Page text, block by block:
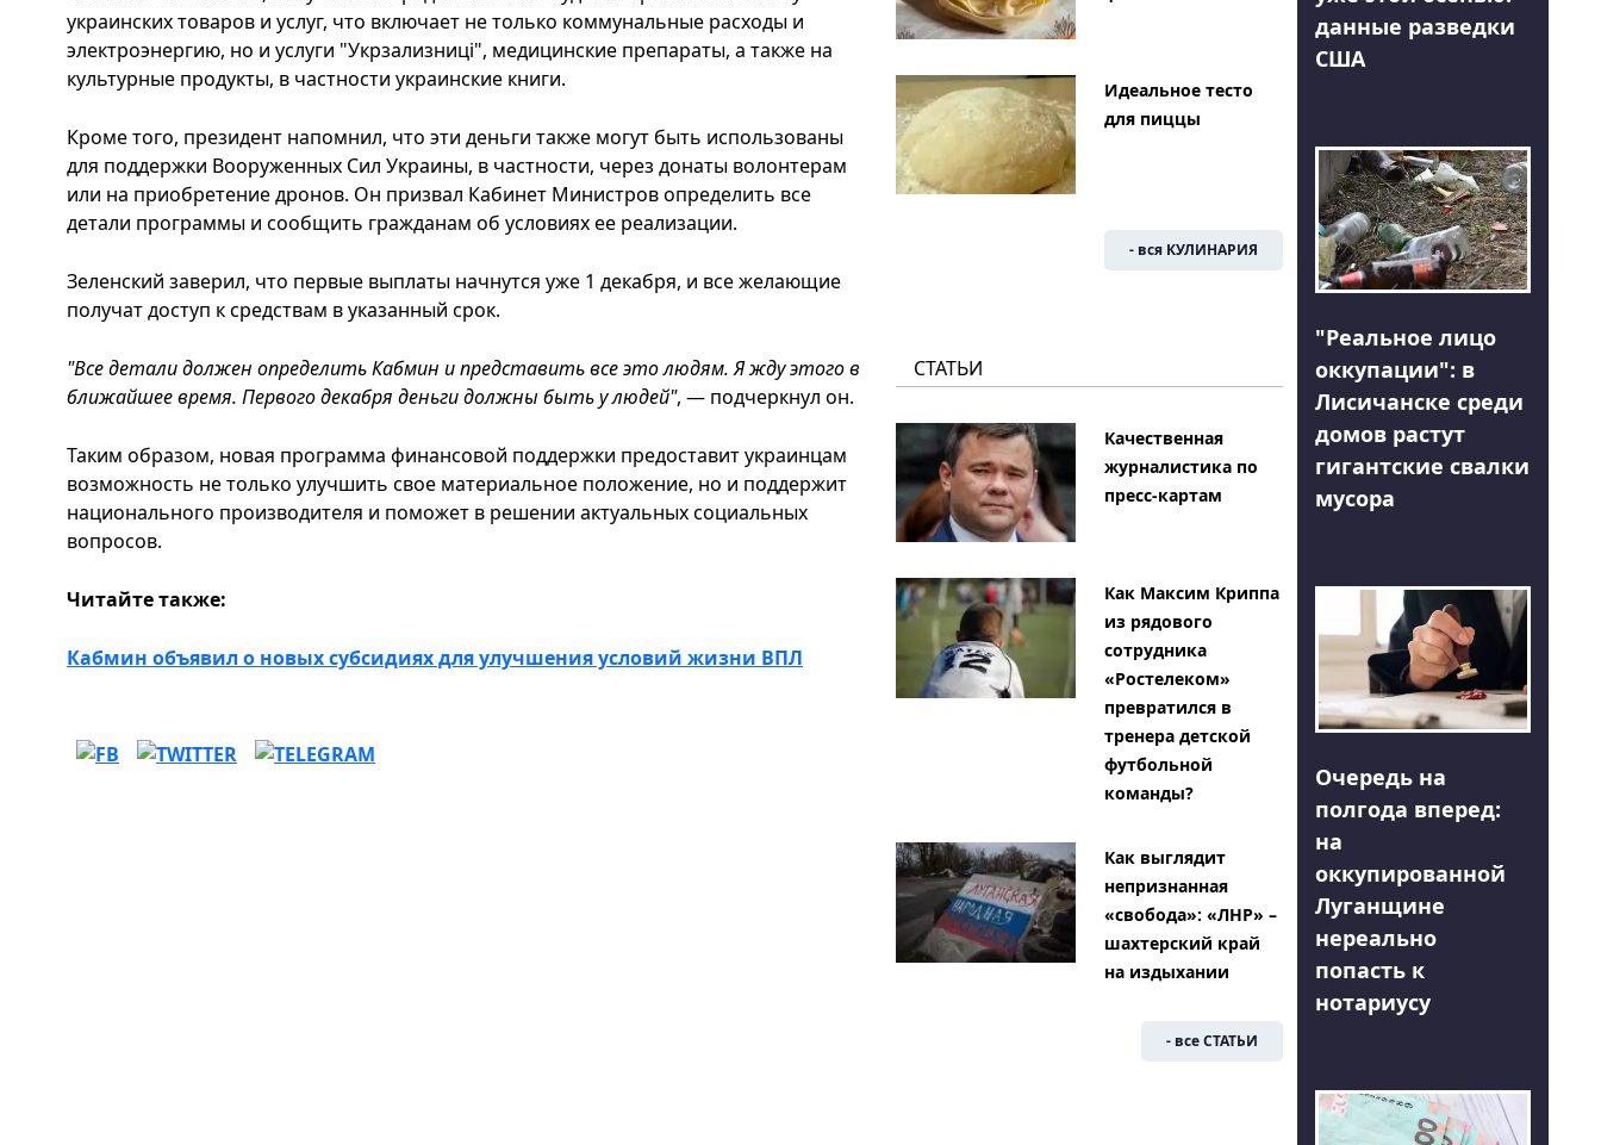
украинских товаров и услуг, что включает не только коммунальные расходы и
электроэнергию, но и услуги "Укрзализниці", медицинские препараты, а также на
культурные продукты, в частности украинские книги.
Кроме того, президент напомнил, что эти деньги также могут быть использованы
для поддержки Вооруженных Сил Украины, в частности, через донаты волонтерам
или на приобретение дронов. Он призвал Кабинет Министров определить все
детали программы и сообщить гражданам об условиях ее реализации.
Зеленский заверил, что первые выплаты начнутся уже 1 декабря, и все желающие
получат доступ к средствам в указанный срок.
"Все детали должен определить Кабмин и представить все это людям. Я жду этого в
ближайшее время. Первого декабря деньги должны быть у людей", — подчеркнул он.
Таким образом, новая программа финансовой поддержки предоставит украинцам
возможность не только улучшить свое материальное положение, но и поддержит
национального производителя и поможет в решении актуальных социальных
вопросов.
Читайте также:
Кабмин объявил о новых субсидиях для улучшения условий жизни ВПЛ
Идеальное тесто
для пиццы
- вся КУЛИНАРИЯ
СТАТЬИ
Качественная
журналистика по
пресс-картам
Как Максим Криппа
из рядового
сотрудника
«Ростелеком»
превратился в
тренера детской
футбольной
команды?
Как выглядит
непризнанная
«свобода»: «ЛНР» –
шахтерский край
на издыхании
- все СТАТЬИ
данные разведки
США
"Реальное лицо
оккупации": в
Лисичанске среди
домов растут
гигантские свалки
мусора
Очередь на
полгода вперед:
на
оккупированной
Луганщине
нереально
попасть к
нотариусу